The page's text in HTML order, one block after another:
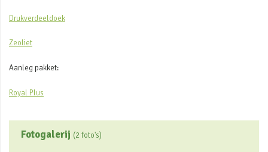
Drukverdeeldoek
Zeoliet
Aanleg pakket:
Royal Plus
Fotogalerij (2 foto's)